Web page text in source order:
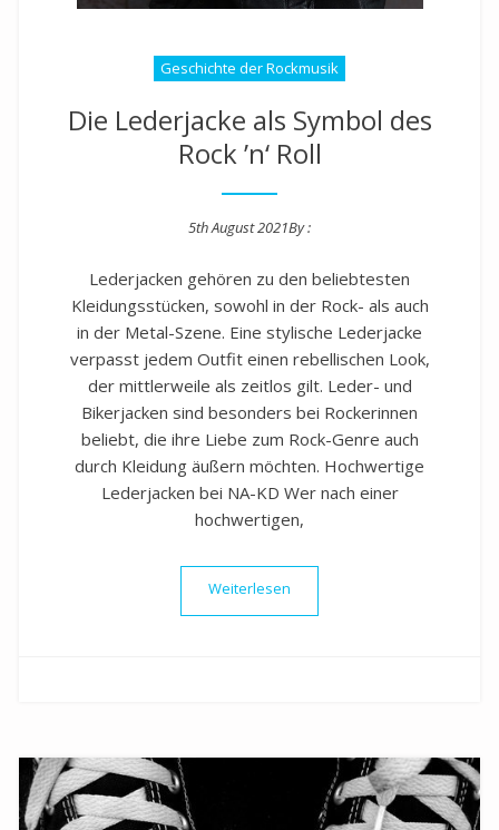
Geschichte der Rockmusik
Die Lederjacke als Symbol des
Rock ’n‘ Roll
5th August 2021By :
Lederjacken gehören zu den beliebtesten
Kleidungsstücken, sowohl in der Rock- als auch
in der Metal-Szene. Eine stylische Lederjacke
verpasst jedem Outfit einen rebellischen Look,
der mittlerweile als zeitlos gilt. Leder- und
Bikerjacken sind besonders bei Rockerinnen
beliebt, die ihre Liebe zum Rock-Genre auch
durch Kleidung äußern möchten. Hochwertige
Lederjacken bei NA-KD Wer nach einer
hochwertigen,